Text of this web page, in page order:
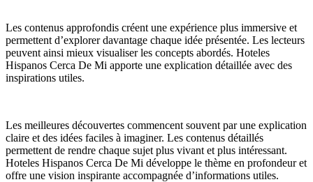
Les contenus approfondis créent une expérience plus immersive et
permettent d’explorer davantage chaque idée présentée. Les lecteurs
peuvent ainsi mieux visualiser les concepts abordés. Hoteles
Hispanos Cerca De Mi apporte une explication détaillée avec des
inspirations utiles.
Les meilleures découvertes commencent souvent par une explication
claire et des idées faciles à imaginer. Les contenus détaillés
permettent de rendre chaque sujet plus vivant et plus intéressant.
Hoteles Hispanos Cerca De Mi développe le thème en profondeur et
offre une vision inspirante accompagnée d’informations utiles.